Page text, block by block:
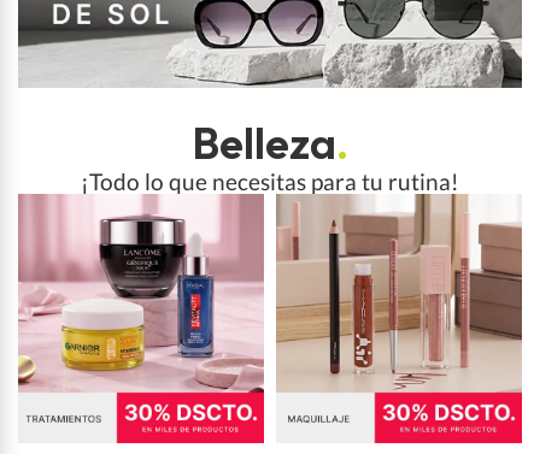
Belleza.
¡Todo lo que necesitas para tu rutina!